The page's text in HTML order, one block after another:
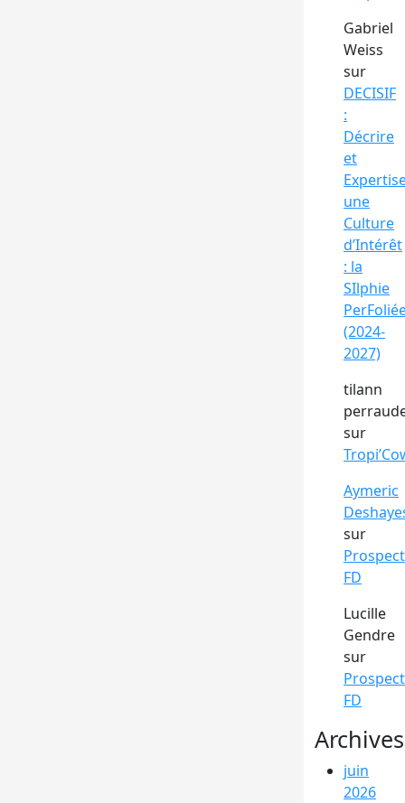
Gabriel
Weiss
sur
DECISIF
:
Décrire
et
une
Culture
d’Intérêt
: la
SIlphie
(2024-
2027)
tilann
sur
Aymeric
sur
Prospect
FD
Lucille
Gendre
sur
Prospect
FD
Archives
juin
2026